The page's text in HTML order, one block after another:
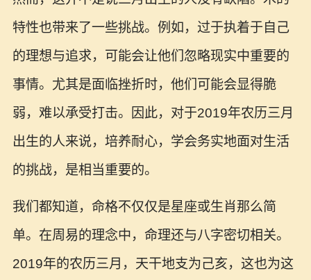
特性也带来了一些挑战。例如，过于执着于自己
的理想与追求，可能会让他们忽略现实中重要的
事情。尤其是面临挫折时，他们可能会显得脆
弱，难以承受打击。因此，对于2019年农历三月
出生的人来说，培养耐心，学会务实地面对生活
的挑战，是相当重要的。
我们都知道，命格不仅仅是星座或生肖那么简
单。在周易的理念中，命理还与八字密切相关。
2019年的农历三月，天干地支为己亥，这也为这